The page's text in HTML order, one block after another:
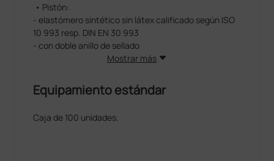
• Pistón:
- elastómero sintético sin látex calificado según ISO
10 993 resp. DIN EN 30 993
- con doble anillo de sellado
Mostrar más
Equipamiento estándar
Caja de 100 unidades.